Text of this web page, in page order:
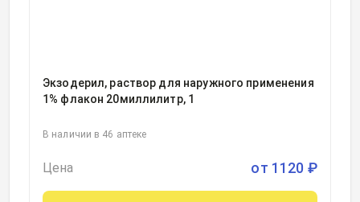
Экзодерил, раствор для наружного применения
1% флакон 20миллилитр, 1
В наличии в 46 аптеке
Цена от 1120 ₽